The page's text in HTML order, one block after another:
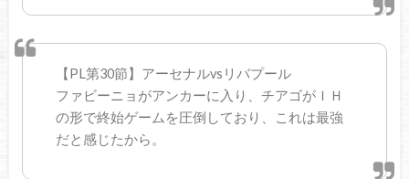
【PL第30節】アーセナルvsリバプール
ファビーニョがアンカーに入り、チアゴがＩＨ
の形で終始ゲームを圧倒しており、これは最強
だと感じたから。